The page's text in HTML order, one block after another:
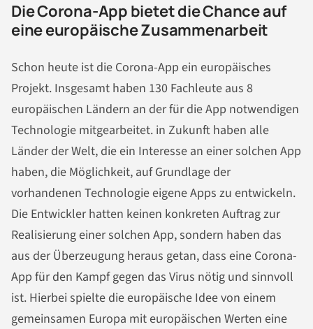
Die Corona-App bietet die Chance auf
eine europäische Zusammenarbeit
Schon heute ist die Corona-App ein europäisches
Projekt. Insgesamt haben 130 Fachleute aus 8
europäischen Ländern an der für die App notwendigen
Technologie mitgearbeitet. in Zukunft haben alle
Länder der Welt, die ein Interesse an einer solchen App
haben, die Möglichkeit, auf Grundlage der
vorhandenen Technologie eigene Apps zu entwickeln.
Die Entwickler hatten keinen konkreten Auftrag zur
Realisierung einer solchen App, sondern haben das
aus der Überzeugung heraus getan, dass eine Corona-
App für den Kampf gegen das Virus nötig und sinnvoll
ist. Hierbei spielte die europäische Idee von einem
gemeinsamen Europa mit europäischen Werten eine